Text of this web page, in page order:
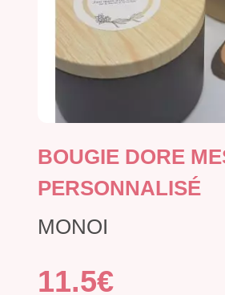
BOUGIE DORE
PERSONNALISÉ
MONOI
11.5€